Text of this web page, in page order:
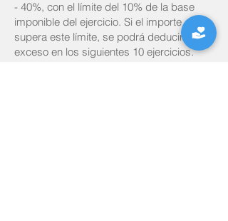
- 40%, con el límite del 10% de la base
imponible del ejercicio. Si el importe
supera este límite, se podrá deducir el
exceso en los siguientes 10 ejercicios.